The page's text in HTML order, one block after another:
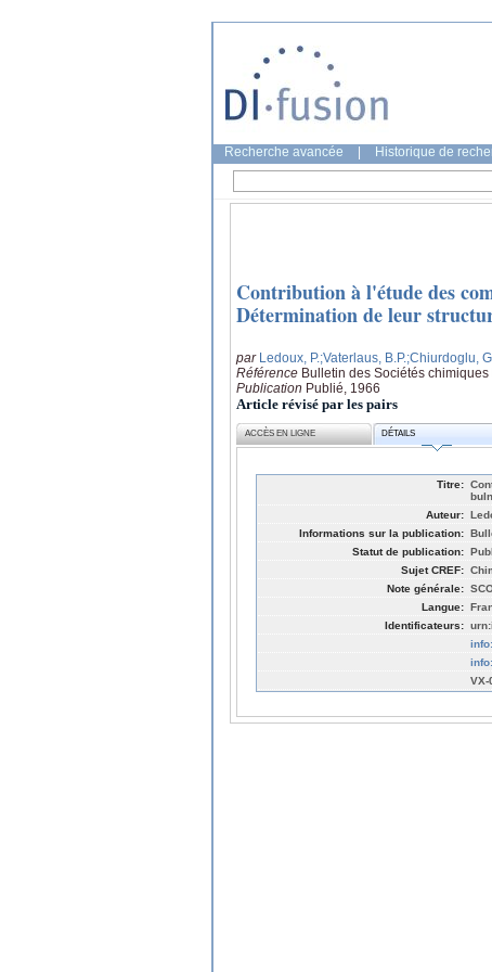
Recherche avancée Historique de
Contribution à l'étude des
Détermination de leur
par Ledoux, P.;Vaterlaus, B.P.;Chiurdoglu,
Référence Bulletin des Sociétés
Publication Publié, 1966
Article révisé par les pairs
ACCÈS EN LIGNE DÉTAILS
Titre:
Auteur:
Informations sur la publication:
Statut de publication:
Sujet CREF:
Note générale:
Langue:
Identificateurs:
VX-